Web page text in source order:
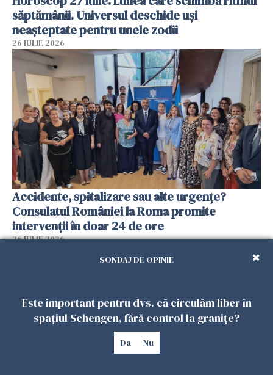
săptămânii. Universul deschide uși
neașteptate pentru unele zodii
26 IULIE 2026
Accidente, spitalizare sau alte urgențe?
Consulatul României la Roma promite
intervenții în doar 24 de ore
26 IULIE 2026
SONDAJ DE OPINIE
Este important pentru dvs. că circulăm liber în
spațiul Schengen, fără control la granițe?
Da Nu